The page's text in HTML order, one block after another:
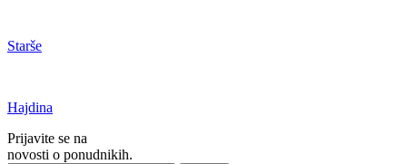
Starše
Hajdina
Prijavite se na
novosti o ponudnikih.